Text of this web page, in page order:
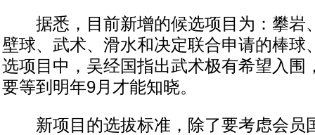
据悉，目前新增的候选项目为：攀岩
壁球、武术、滑水和决定联合申请的棒球
选项目中，吴经国指出武术极有希望入围
要等到明年9月才能知晓。
新项目的选拔标准，除了要考虑会员